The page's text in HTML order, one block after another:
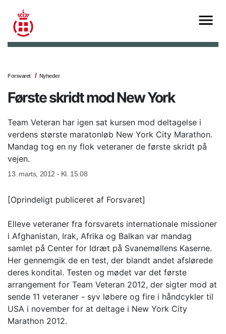
Forsvaret Nyheder
Første skridt mod New York
Team Veteran har igen sat kursen mod deltagelse i
verdens største maratonløb New York City Marathon.
Mandag tog en ny flok veteraner de første skridt på
vejen.
13. marts, 2012 - Kl. 15.08
[Oprindeligt publiceret af Forsvaret]
Elleve veteraner fra forsvarets internationale missioner
i Afghanistan, Irak, Afrika og Balkan var mandag
samlet på Center for Idræt på Svanemøllens Kaserne.
Her gennemgik de en test, der blandt andet afslørede
deres kondital. Testen og mødet var det første
arrangement for Team Veteran 2012, der sigter mod at
sende 11 veteraner - syv løbere og fire i håndcykler til
USA i november for at deltage i New York City
Marathon 2012.